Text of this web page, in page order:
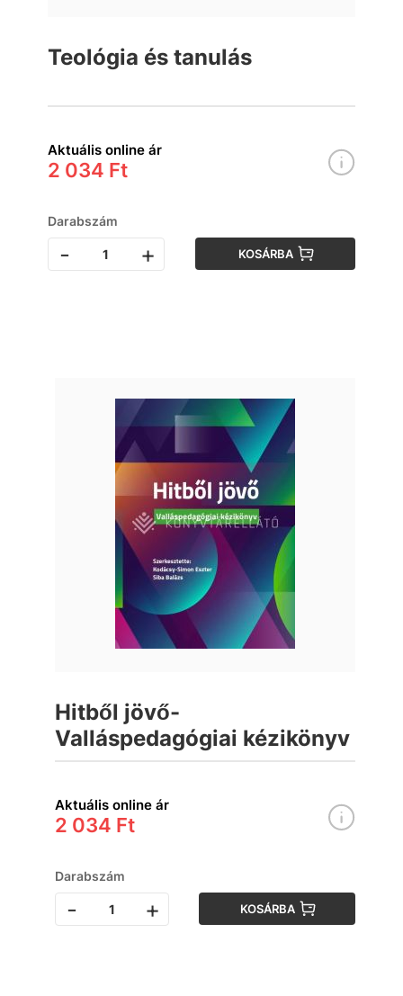
Teológia és tanulás
Aktuális online ár
2 034 Ft
Darabszám
- + KOSÁRBA
Hitből jövő-
Valláspedagógiai kézikönyv
Aktuális online ár
2 034 Ft
Darabszám
- + KOSÁRBA